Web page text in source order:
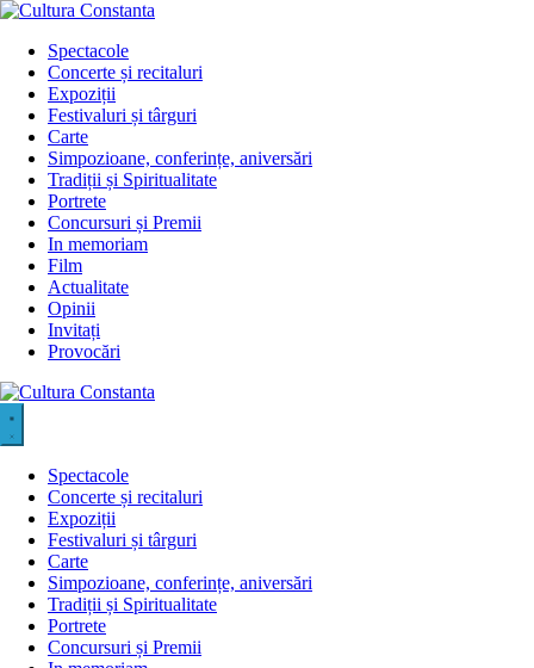
Sari
conținutSpectacole
Concerte și recitaluri
Expoziții
Festivaluri și târguri
Carte
Simpozioane, conferințe, aniversări
Tradiții și Spiritualitate
Portrete
Concursuri și Premii
In memoriam
Film
Actualitate
Opinii
Invitați
Provocări
Spectacole
Concerte și recitaluri
Expoziții
Festivaluri și târguri
Carte
Simpozioane, conferințe, aniversări
Tradiții și Spiritualitate
Portrete
Concursuri și Premii